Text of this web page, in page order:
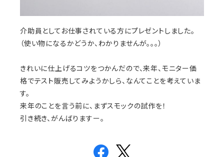
介助員としてお仕事されている方にプレゼントしました。
（使い物になるかどうか、わかりませんが。。。）
きれいに仕上げるコツをつかんだので、来年、モニター価
格でテスト販売してみようかしら、なんてことを考えていま
す。
来年のことを言う前に、まずスモックの試作を！
引き続き、がんばりますー。